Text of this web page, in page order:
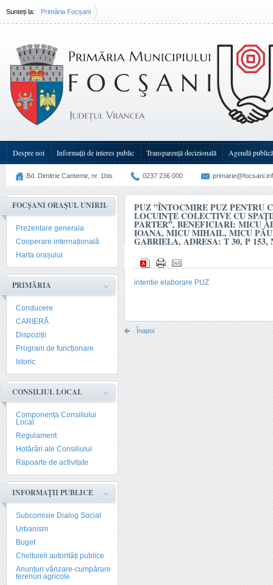
Sunteți la: Primăria Focșani
Micu Adrian - Marian, Micu Ioana, Micu Mihail, Micu Păuna și Bîrsan Gabriela, adresa: T
cad. 64154
Despre noi Informații de interes public Transparenţă decizională Agendă publică
Bd. Dimitrie Cantemir, nr. 1bis 0237 236 000
FOCȘANI ORAȘUL UNIRII
Prezentare generala
Cooperare internațională
Harta orașului
PRIMĂRIA
Conducere
CARIERĂ
Dispoziții
Program de funcționare
Istoric
CONSILIUL LOCAL
Componența Consiliului
Local
Regulament
Hotărâri ale Consiliului
Rapoarte de activitate
INFORMAȚII PUBLICE
Subcomisie Dialog Social
Urbanism
Buget
Cheltuieli autorități publice
Anunțuri vânzare-cumpărare
terenuri agricole
PUZ ”ÎNTOCMIRE PUZ PENTRU
LOCUINȚE COLECTIVE CU
PARTER”, BENEFICIARI: MICU
IOANA, MICU MIHAIL, MICU
GABRIELA, ADRESA: T 30, P 153,
intentie elaborare PUZ
Înapoi